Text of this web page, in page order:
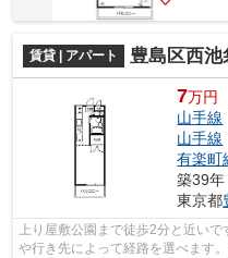
賃貸 | アパート 豊島区西池
7万円
山手線
山手線
有楽町
築39年
東京都
上り屋敷公園まで徒歩2分と近い
や行き先によって経路を選べます